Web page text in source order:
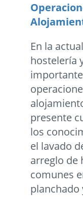
En la
hostelería
presente
los
el lavado
arreglo de
comunes
planchado